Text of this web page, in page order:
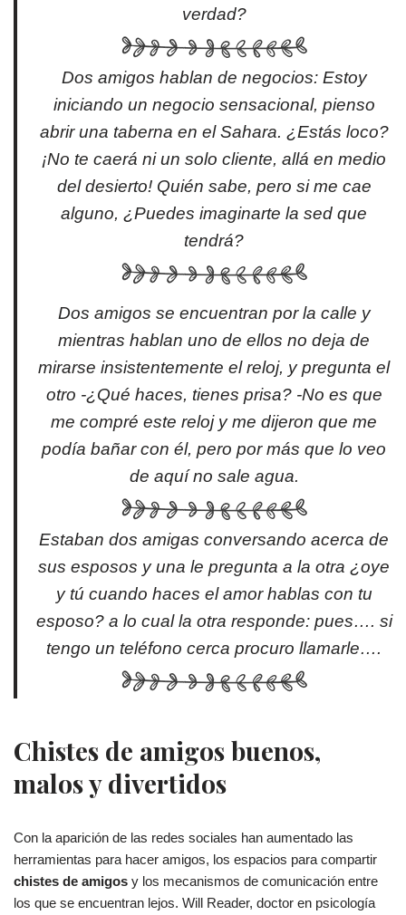
verdad?
Dos amigos hablan de negocios: Estoy
iniciando un negocio sensacional, pienso
abrir una taberna en el Sahara. ¿Estás loco?
¡No te caerá ni un solo cliente, allá en medio
del desierto! Quién sabe, pero si me cae
alguno, ¿Puedes imaginarte la sed que
tendrá?
Dos amigos se encuentran por la calle y
mientras hablan uno de ellos no deja de
mirarse insistentemente el reloj, y pregunta el
otro -¿Qué haces, tienes prisa? -No es que
me compré este reloj y me dijeron que me
podía bañar con él, pero por más que lo veo
de aquí no sale agua.
Estaban dos amigas conversando acerca de
sus esposos y una le pregunta a la otra ¿oye
y tú cuando haces el amor hablas con tu
esposo? a lo cual la otra responde: pues…. si
tengo un teléfono cerca procuro llamarle….
Chistes de amigos buenos,
malos y divertidos
Con la aparición de las redes sociales han aumentado las
herramientas para hacer amigos, los espacios para compartir
chistes de amigos y los mecanismos de comunicación entre
los que se encuentran lejos. Will Reader, doctor en psicología